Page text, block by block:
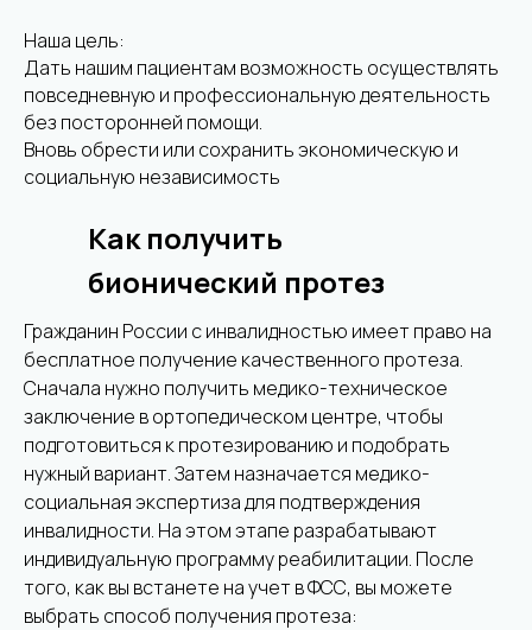
Наша цель:
Дать нашим пациентам возможность осуществлять
повседневную и профессиональную деятельность
без посторонней помощи.
Вновь обрести или сохранить экономическую и
социальную независимость
Как получить
бионический протез
бесплатно
Гражданин России с инвалидностью имеет право на
бесплатное получение качественного протеза.
Сначала нужно получить медико-техническое
заключение в ортопедическом центре, чтобы
подготовиться к протезированию и подобрать
нужный вариант. Затем назначается медико-
социальная экспертиза для подтверждения
инвалидности. На этом этапе разрабатывают
индивидуальную программу реабилитации. После
того, как вы встанете на учет в ФСС, вы можете
выбрать способ получения протеза: